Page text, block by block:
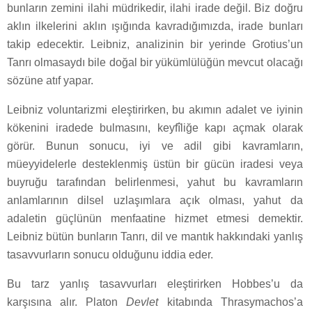
bunların zemini ilahi müdrikedir, ilahi irade değil. Biz doğru
aklın ilkelerini aklın ışığında kavradığımızda, irade bunları
takip edecektir. Leibniz, analizinin bir yerinde Grotius’un
Tanrı olmasaydı bile doğal bir yükümlülüğün mevcut olacağı
sözüne atıf yapar.
Leibniz voluntarizmi eleştirirken, bu akımın adalet ve iyinin
kökenini iradede bulmasını, keyfîliğe kapı açmak olarak
görür. Bunun sonucu, iyi ve adil gibi kavramların,
müeyyidelerle desteklenmiş üstün bir gücün iradesi veya
buyruğu tarafından belirlenmesi, yahut bu kavramların
anlamlarının dilsel uzlaşımlara açık olması, yahut da
adaletin güçlünün menfaatine hizmet etmesi demektir.
Leibniz bütün bunların Tanrı, dil ve mantık hakkındaki yanlış
tasavvurların sonucu olduğunu iddia eder.
Bu tarz yanlış tasavvurları eleştirirken Hobbes’u da
karşısına alır. PlatonDevletkitabında Thrasymachos’a